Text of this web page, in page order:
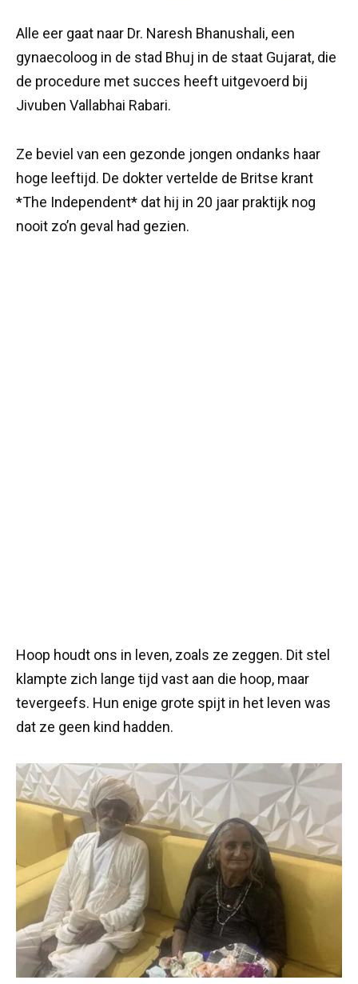
Alle eer gaat naar Dr. Naresh Bhanushali, een
gynaecoloog in de stad Bhuj in de staat Gujarat, die
de procedure met succes heeft uitgevoerd bij
Jivuben Vallabhai Rabari.
Ze beviel van een gezonde jongen ondanks haar
hoge leeftijd. De dokter vertelde de Britse krant
*The Independent* dat hij in 20 jaar praktijk nog
nooit zo’n geval had gezien.
Hoop houdt ons in leven, zoals ze zeggen. Dit stel
klampte zich lange tijd vast aan die hoop, maar
tevergeefs. Hun enige grote spijt in het leven was
dat ze geen kind hadden.